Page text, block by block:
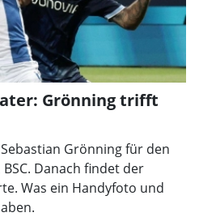
Grönning trifft
Grönning für den
Danach findet der
Was ein Handyfoto und